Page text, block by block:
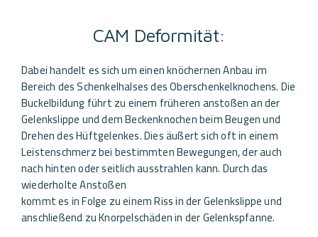
CAM Deformität:
Dabei handelt es sich um einen knöchernen Anbau im
Bereich des Schenkelhalses des Oberschenkelknochens. Die
Buckelbildung führt zu einem früheren anstoßen an der
Gelenkslippe und dem Beckenknochen beim Beugen und
Drehen des Hüftgelenkes. Dies äußert sich oft in einem
Leistenschmerz bei bestimmten Bewegungen, der auch
nach hinten oder seitlich ausstrahlen kann. Durch das
wiederholte Anstoßen
kommt es in Folge zu einem Riss in der Gelenkslippe und
anschließend zu Knorpelschäden in der Gelenkspfanne.